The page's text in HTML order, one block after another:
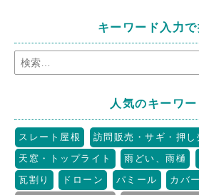
キーワード入力で
人気のキーワー
スレート屋根
訪問販売・サギ・押し
天窓・トップライト
雨どい、雨樋
瓦割り
ドローン パミール
カバ